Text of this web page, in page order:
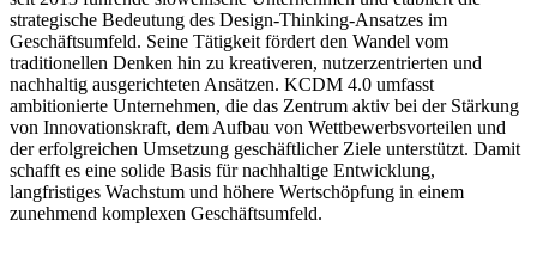
strategische Bedeutung des Design-Thinking-Ansatzes im
Geschäftsumfeld. Seine Tätigkeit fördert den Wandel vom
traditionellen Denken hin zu kreativeren, nutzerzentrierten und
nachhaltig ausgerichteten Ansätzen. KCDM 4.0 umfasst
ambitionierte Unternehmen, die das Zentrum aktiv bei der Stärkung
von Innovationskraft, dem Aufbau von Wettbewerbsvorteilen und
der erfolgreichen Umsetzung geschäftlicher Ziele unterstützt. Damit
schafft es eine solide Basis für nachhaltige Entwicklung,
langfristiges Wachstum und höhere Wertschöpfung in einem
zunehmend komplexen Geschäftsumfeld.